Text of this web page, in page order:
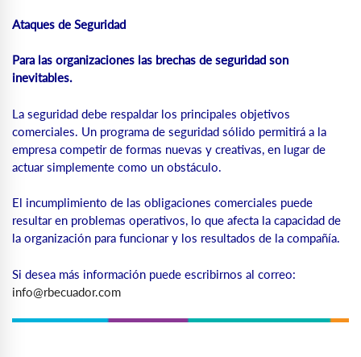
Ataques de Seguridad
Para las organizaciones las brechas de seguridad son
inevitables.
La seguridad debe respaldar los principales objetivos
comerciales. Un programa de seguridad sólido permitirá a la
empresa competir de formas nuevas y creativas, en lugar de
actuar simplemente como un obstáculo.
El incumplimiento de las obligaciones comerciales puede
resultar en problemas operativos, lo que afecta la capacidad de
la organización para funcionar y los resultados de la compañía.
Si desea más información puede escribirnos al correo:
info@rbecuador.com